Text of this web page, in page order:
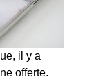
il y a
offerte.